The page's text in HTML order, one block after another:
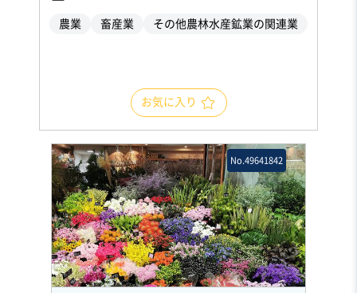
農業 畜産業 その他農林水産鉱業の関連業
お気に入り
No.49641842